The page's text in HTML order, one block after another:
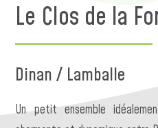
Le Clos de la
Dinan / Lamballe
Un petit ensemble